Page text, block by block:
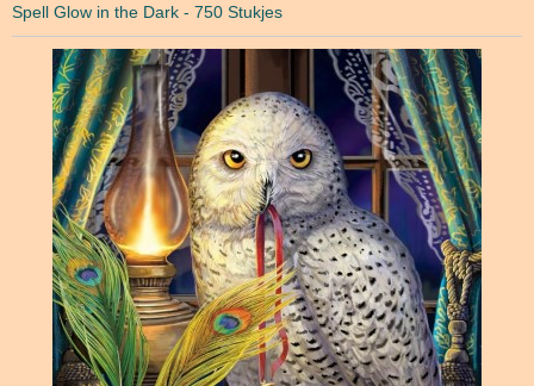
Spell Glow in the Dark - 750 Stukjes